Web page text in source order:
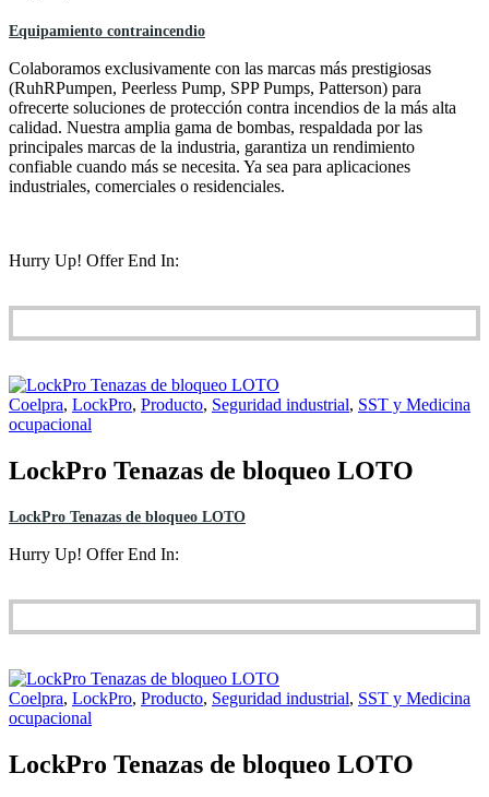
Equipamiento contraincendio
Colaboramos exclusivamente con las marcas más prestigiosas
(RuhRPumpen, Peerless Pump, SPP Pumps, Patterson) para
ofrecerte soluciones de protección contra incendios de la más alta
calidad. Nuestra amplia gama de bombas, respaldada por las
principales marcas de la industria, garantiza un rendimiento
confiable cuando más se necesita. Ya sea para aplicaciones
industriales, comerciales o residenciales.
Hurry Up! Offer End In:
Coelpra, LockPro, Producto, Seguridad industrial, SST y Medicina
ocupacional
LockPro Tenazas de bloqueo LOTO
LockPro Tenazas de bloqueo LOTO
Hurry Up! Offer End In:
Coelpra, LockPro, Producto, Seguridad industrial, SST y Medicina
ocupacional
LockPro Tenazas de bloqueo LOTO